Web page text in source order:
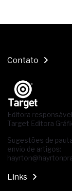
Contato
Editora
Target Editora
Sugestões de
envio de artigos:
Links